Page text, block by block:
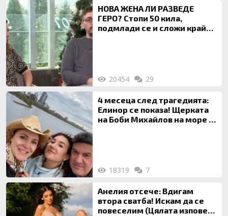
НОВА ЖЕНА ЛИ РАЗВЕДЕ
ГЕРО? Стопи 50 кила,
подмлади се и сложи край
20454 29
4 месеца след трагедията:
Елинор се показа! Щерката
на Боби Михайлов на море с
18319 7
Анелия отсече: Вдигам
втора сватба! Искам да се
повеселим (Цялата изповед